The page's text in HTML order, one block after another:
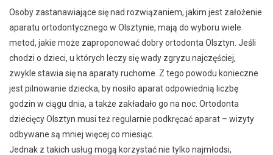
Osoby zastanawiające się nad rozwiązaniem, jakim jest założenie
aparatu ortodontycznego w Olsztynie, mają do wyboru wiele
metod, jakie może zaproponować dobry ortodonta Olsztyn. Jeśli
chodzi o dzieci, u których leczy się wady zgryzu najczęściej,
zwykle stawia się na aparaty ruchome. Z tego powodu konieczne
jest pilnowanie dziecka, by nosiło aparat odpowiednią liczbę
godzin w ciągu dnia, a także zakładało go na noc. Ortodonta
dziecięcy Olsztyn musi też regularnie podkręcać aparat – wizyty
odbywane są mniej więcej co miesiąc.
Jednak z takich usług mogą korzystać nie tylko najmłodsi,